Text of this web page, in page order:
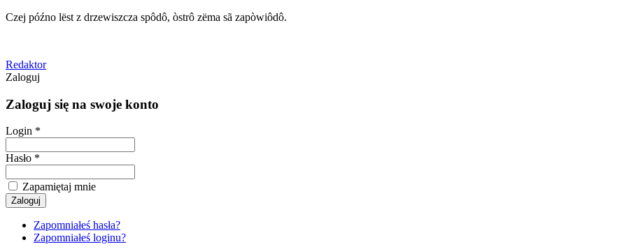
Czej późno lëst z drzewiszcza spôdô, òstrô zëma sã zapòwiôdô.
Redaktor
Zaloguj
Zaloguj się na swoje konto
Login *
Hasło *
Zapamiętaj mnie
Zapomniałeś hasła?
Zapomniałeś loginu?